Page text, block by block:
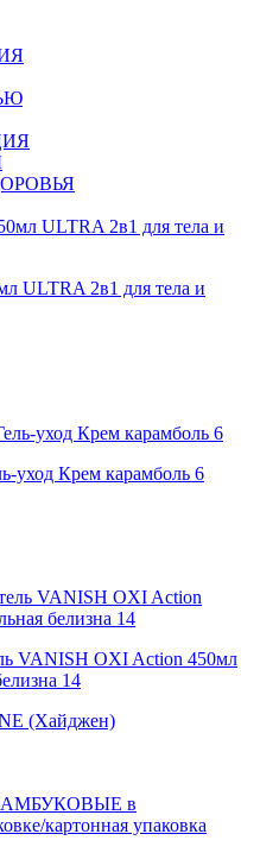
ULTRA 2в1 для тела и
уход Крем карамболь 6
VANISH OXI Action 450мл
14
(Хайджен)